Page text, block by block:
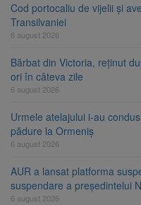
Cod portocaliu de vijelii și
Transilvaniei
6 august 2026
Bărbat din Victoria, reținut
ori în câteva zile
6 august 2026
Urmele atelajului i-au
pădure la Ormeniș
6 august 2026
AUR a lansat platforma
suspendare a președintelui
6 august 2026